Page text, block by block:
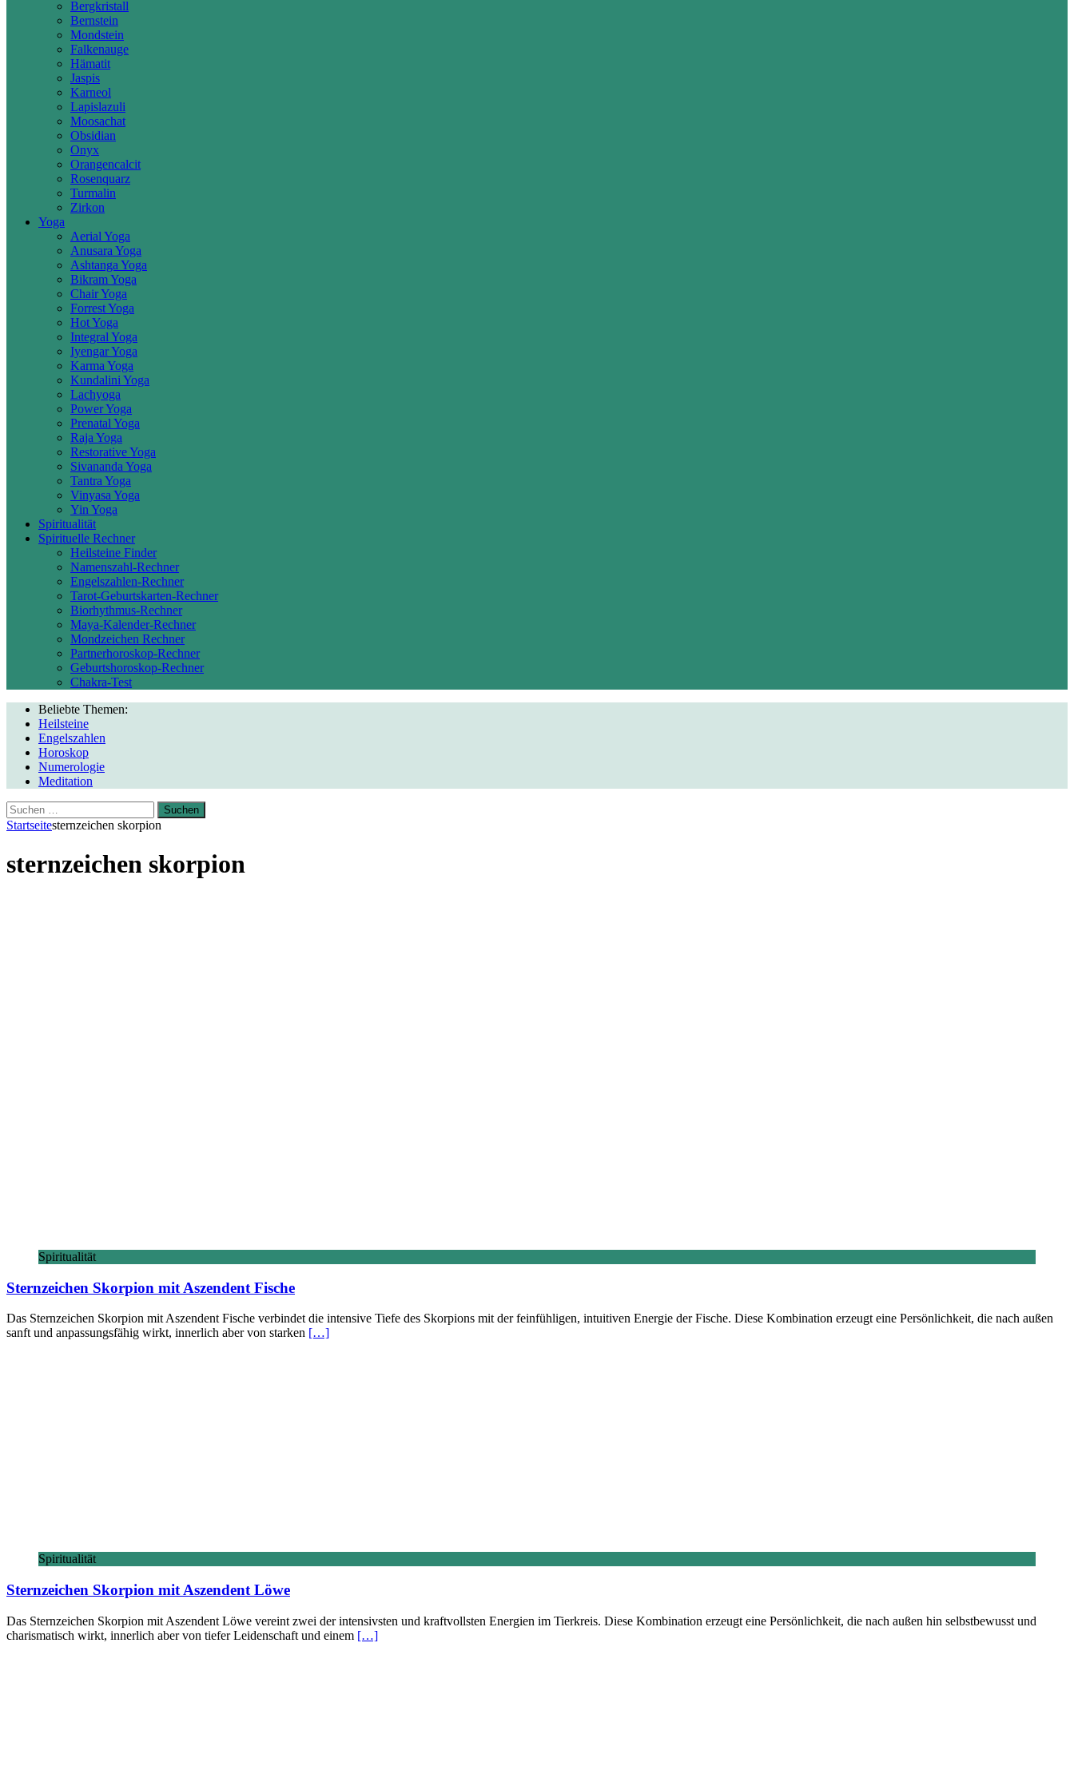
Bergkristall
Bernstein
Mondstein
Falkenauge
Hämatit
Jaspis
Karneol
Lapislazuli
Moosachat
Obsidian
Onyx
Orangencalcit
Rosenquarz
Turmalin
Zirkon
Yoga
Aerial Yoga
Anusara Yoga
Ashtanga Yoga
Bikram Yoga
Chair Yoga
Forrest Yoga
Hot Yoga
Integral Yoga
Iyengar Yoga
Karma Yoga
Kundalini Yoga
Lachyoga
Power Yoga
Prenatal Yoga
Raja Yoga
Restorative Yoga
Sivananda Yoga
Tantra Yoga
Vinyasa Yoga
Yin Yoga
Spiritualität
Spirituelle Rechner
Heilsteine Finder
Namenszahl-Rechner
Engelszahlen-Rechner
Tarot-Geburtskarten-Rechner
Biorhythmus-Rechner
Maya-Kalender-Rechner
Mondzeichen Rechner
Partnerhoroskop-Rechner
Geburtshoroskop-Rechner
Chakra-Test
Beliebte Themen:
Heilsteine
Engelszahlen
Horoskop
Numerologie
Meditation
Suchen
nach:
Startseitesternzeichen skorpion
sternzeichen skorpion
Spiritualität
Sternzeichen Skorpion mit Aszendent Fische
Das Sternzeichen Skorpion mit Aszendent Fische verbindet die intensive Tiefe des Skorpions mit der feinfühligen, intuitiven Energie der Fische. Diese Kombination erzeugt eine Persönlichkeit, die nach außen
sanft und anpassungsfähig wirkt, innerlich aber von starken […]
Spiritualität
Sternzeichen Skorpion mit Aszendent Löwe
Das Sternzeichen Skorpion mit Aszendent Löwe vereint zwei der intensivsten und kraftvollsten Energien im Tierkreis. Diese Kombination erzeugt eine Persönlichkeit, die nach außen hin selbstbewusst und
charismatisch wirkt, innerlich aber von tiefer Leidenschaft und einem […]